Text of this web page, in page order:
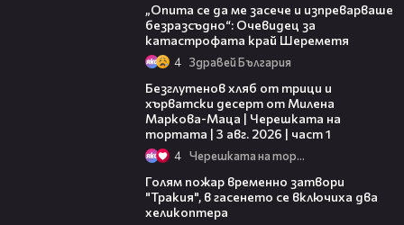
„Опита се да ме засече и изпреварваше
безразсъдно“: Очевидец за
катастрофата край Шереметя
4 Здравей България
Безглутенов хляб от трици и
хърватски десерт от Милена
Маркова-Маца | Черешката на
тортата | 3 авг. 2026 | част 1
4 Черешката на тортата
Голям пожар временно затвори
"Тракия", в гасенето се включиха два
хеликоптера